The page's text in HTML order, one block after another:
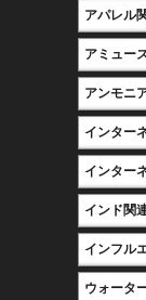
アパレル
アミュー
アンモニ
インター
インター
インド関
インフル
ウォータ